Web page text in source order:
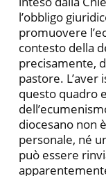
l’obbligo
promuovere
contesto della
precisamente,
pastore. L’aver
questo quadro
diocesano non
personale, né
può essere